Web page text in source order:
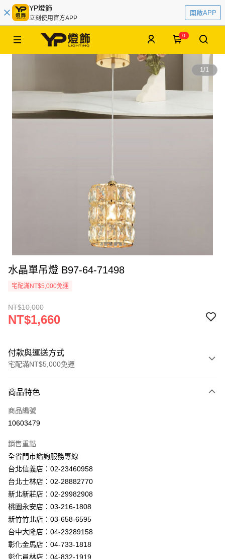
YP燈飾
立刻使用官方APP
開啟APP
0
1/1
水晶單吊燈 B97-64-71498
宅配滿NT$5,000免運
NT$10,000
NT$1,660
付款與運送方式
宅配滿NT$5,000免運
信用卡一次付款
LINE Pay
街口支付
悠遊付
Google Pay
全盈+PAY
AFTEE先享後付
相關說明
【關於「AFTEE先享後付」】
商品特色
商品編號
10603479
銷售重點
全省門市諮詢服務專線
台北信義店：02-23460958
台北士林店：02-28882770
新北新莊店：02-29982908
桃園永安店：03-216-1808
新竹竹北店：03-658-6595
台中大隆店：04-23289158
彰化金馬店：04-733-1818
彰化員林店：04-832-1919